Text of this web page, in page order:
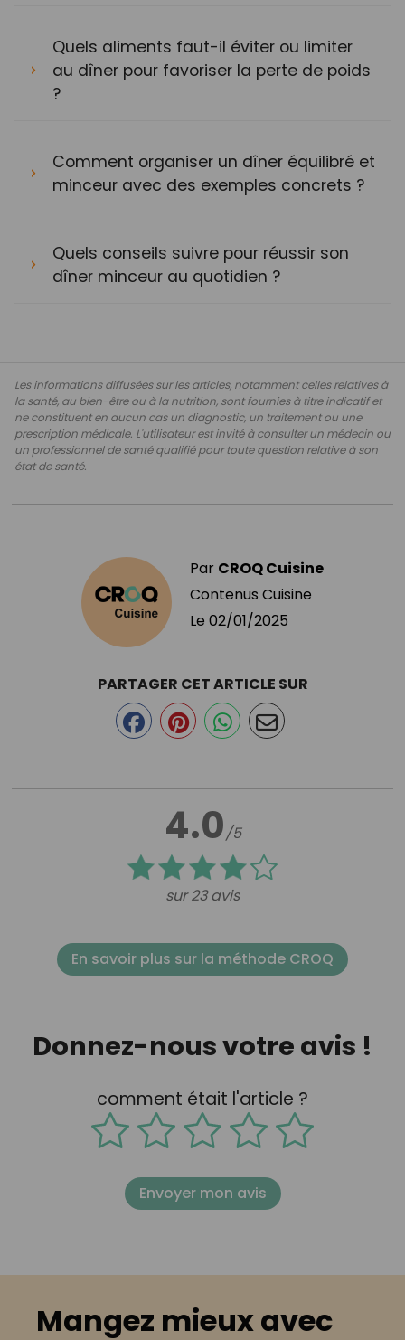
Quels aliments faut-il éviter ou limiter
au dîner pour favoriser la perte de poids
?
Comment organiser un dîner équilibré et
minceur avec des exemples concrets ?
Quels conseils suivre pour réussir son
dîner minceur au quotidien ?
Les informations diffusées sur les articles, notamment celles relatives à
la santé, au bien-être ou à la nutrition, sont fournies à titre indicatif et
ne constituent en aucun cas un diagnostic, un traitement ou une
prescription médicale. L'utilisateur est invité à consulter un médecin ou
un professionnel de santé qualifié pour toute question relative à son
état de santé.
Par CROQ Cuisine
Contenus Cuisine
Le 02/01/2025
4.0/5
sur 23 avis
PARTAGER CET ARTICLE SUR
En savoir plus sur la méthode CROQ
Donnez-nous votre avis !
comment était l'article ?
Envoyer mon avis
Mangez mieux avec